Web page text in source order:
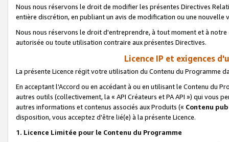
Nous nous réservons le droit de modifier les présentes Directives
entière discrétion, en publiant un avis de modification ou une nouvelle
Nous nous réservons le droit d'entreprendre, à tout moment et à
autorisée ou toute utilisation contraire aux présentes Directives.
Licence IP et exigences
La présente Licence régit votre utilisation du Contenu du Programme
En acceptant l'Accord ou en accédant à ou en utilisant le Contenu du
autres outils (collectivement, la « API Créateurs et PA API ») qui vous
autres informations et contenus associés aux Produits (« Contenu
disposition, vous acceptez d'être lié(e) à la présente Licence.
1. Licence Limitée pour le Contenu du Programme